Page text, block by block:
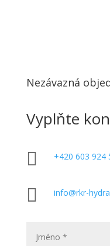
Nezávazná
Vyplňte

+420 603 924
 info@rkr-